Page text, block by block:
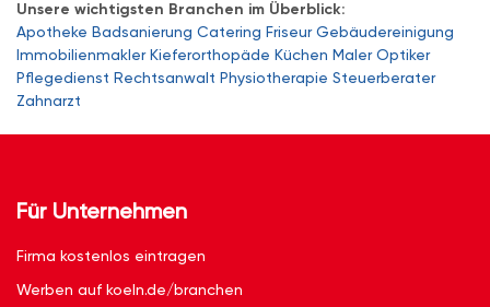
Unsere wichtigsten Branchen im Überblick:
Apotheke Badsanierung Catering Friseur Gebäudereinigung
Immobilienmakler Kieferorthopäde Küchen Maler Optiker
Pflegedienst Rechtsanwalt Physiotherapie Steuerberater
Zahnarzt
Für Unternehmen
Firma kostenlos eintragen
Werben auf koeln.de/branchen